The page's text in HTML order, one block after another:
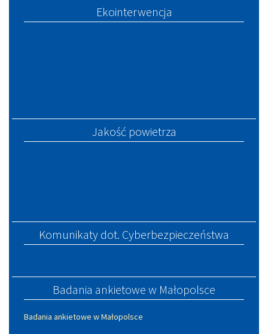
Ekointerwencja
Jakość powietrza
Komunikaty dot. Cyberbezpieczeństwa
Badania ankietowe w Małopolsce
Badania ankietowe w Małopolsce